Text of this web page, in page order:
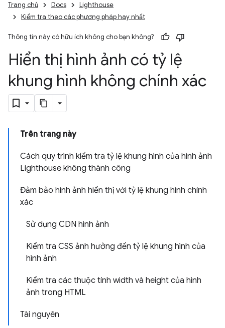
Trang chủ Docs
Lighthouse
Kiểm tra theo các phương pháp hay nhất
Thông tin này có hữu ích không cho bạn không?
Hiển thị hình ảnh có tỷ lệ
khung hình không chính xác
Trên trang này
Cách quy trình kiểm tra tỷ lệ khung hình của hình ảnh
Lighthouse không thành công
Đảm bảo hình ảnh hiển thị với tỷ lệ khung hình chính
xác
Sử dụng CDN hình ảnh
Kiểm tra CSS ảnh hưởng đến tỷ lệ khung hình của
hình ảnh
Kiểm tra các thuộc tính width và height của hình
ảnh trong HTML
Tài nguyên